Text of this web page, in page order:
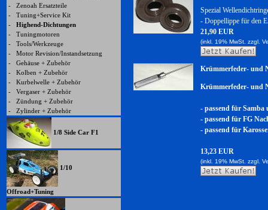
- Zenoah Ersatzteile
- Tuning+Service Kit
- Highend-Dichtungen
- Tuningmotoren
- Tools/Werkzeuge
- Motor Revision/Instandsetzung
- Gehäuse + Zubehör
- Kolben + Zubehör
- Kurbelwelle + Zubehör
- Vergaser + Zubehör
- Zündung + Zubehör
- Zylinder + Zubehör
1/8 Side Car F1
1/10
Offroad+Tuning
Spezial
- Doppellippe für den
21,90 EUR
(inkl. 19% MwSt. zzgl.
Krümmerfeder- und
Krümmerfeder- und
- passend für
- passend für FG
- passend für
13,23 EUR
(inkl. 19% MwSt. zzgl.